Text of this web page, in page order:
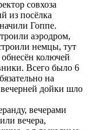
совхоза
из посёлка
Гоппе.
аэродром,
немцы, тут
колючей
Всего было 6
на
дойки шло
вечерами
вечера,